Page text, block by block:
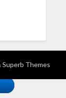
Superb Themes